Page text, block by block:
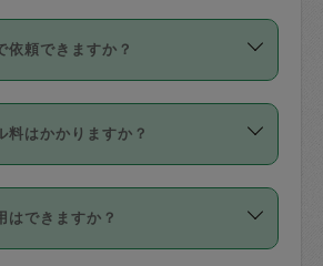
ない場合、損害保険の対象外
々なバックグラウンドの方が
ます。
せる方など様々です。
していますので、各自の得意
ます。タスカジさんトレーニ
使ったセルフトレーニングの
アルを受け、合格したタスカ
動されています。
ンターの講評は１件目のレビュ
スカジさんとの間でタスカジ
立した作業時間内での作業に
す。作業範囲は、掃除、洗
中に物を壊したり、人にけが
した場合が対象で、補償金額
依頼できますか？
現在を起点に3日後（72時間
時から受付可能となっていま
んへ「募集」をかけることが
料はかかりますか？
料には、以下の2種類がありま
はできますか？